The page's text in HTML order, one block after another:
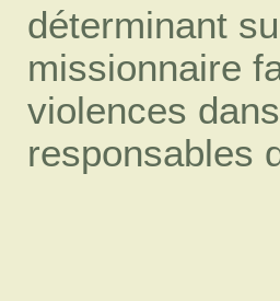
déterminant
missionnaire
violences
responsables